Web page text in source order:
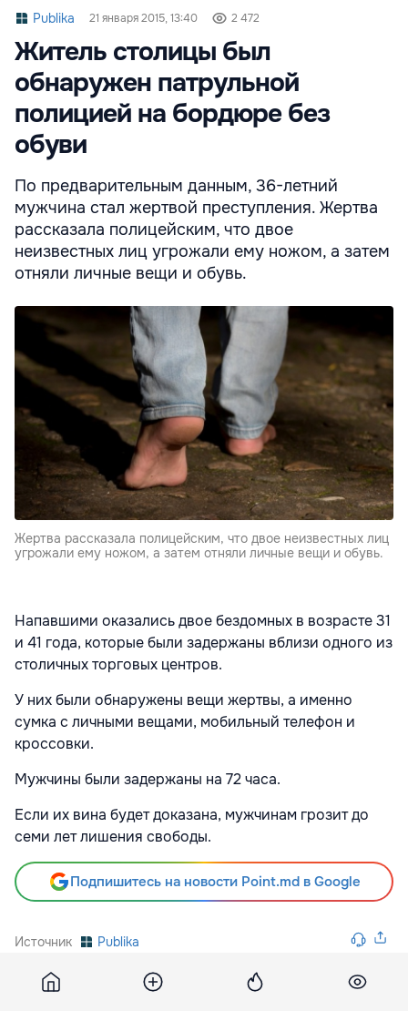
Publika 21 января 2015, 13:40 2 472
Житель столицы был
обнаружен патрульной
полицией на бордюре без
обуви
По предварительным данным, 36-летний
мужчина стал жертвой преступления. Жертва
рассказала полицейским, что двое
неизвестных лиц угрожали ему ножом, а затем
отняли личные вещи и обувь.
Жертва рассказала полицейским, что двое неизвестных лиц
угрожали ему ножом, а затем отняли личные вещи и обувь.
Напавшими оказались двое бездомных в возрасте 31
и 41 года, которые были задержаны вблизи одного из
столичных торговых центров.
У них были обнаружены вещи жертвы, а именно
сумка с личными вещами, мобильный телефон и
кроссовки.
Мужчины были задержаны на 72 часа.
Если их вина будет доказана, мужчинам грозит до
семи лет лишения свободы.
Подпишитесь на новости Point.md в Google
Источник Publika